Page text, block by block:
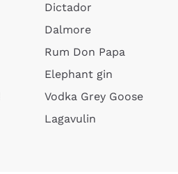
Dictador
Dalmore
Rum Don Papa
Elephant gin
Vodka Grey Goose
Lagavulin